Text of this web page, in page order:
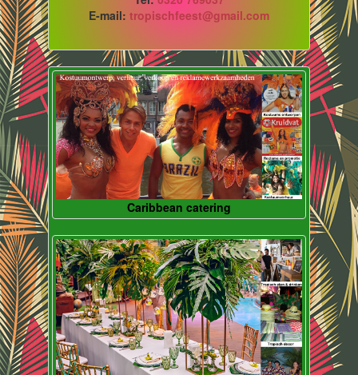
E-mail: tropischfeest@gmail.com
Caribbean catering